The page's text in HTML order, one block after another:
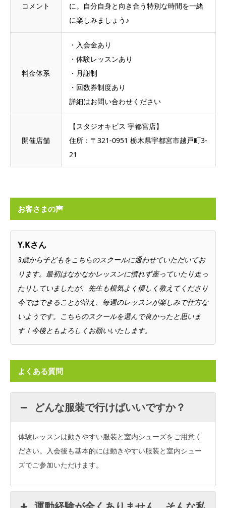
コメント
に。自分自身と向き合う特別な時間を一緒
に楽しみましょう♪
料金体系
・入会金あり
・体験レッスンあり
・月謝制
・回数券制度あり
詳細はお問い合わせください
開催店舗
【スタジオキビス 宇都宮店】
住所：〒321-0951 栃木県宇都宮市越戸町3-
21
お客さまの声
Y.Kさん
3歳から子どもをこちらのスクールに通わせていただいてお
ります。最初はなかなかレッスンに慣れず座っていたり走っ
たりしていましたが、先生も根気よく優しく教えてくださり
今ではできることが増え、毎週のレッスンが楽しみで仕方な
いようです。こちらのスクールを選んで良かったと思いま
す！今後ともよろしくお願いいたします。
よくある質問
どんな服装で行けばいいですか？
体験レッスンは動きやすい服装と室内シューズをご用意く
ださい。入会後も基本的には動きやすい服装と室内シュー
ズでご参加いただけます。